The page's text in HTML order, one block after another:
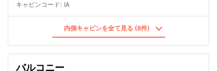
キャビンコード: IA
内側キャビンを全て見る (8件)
バルコニー